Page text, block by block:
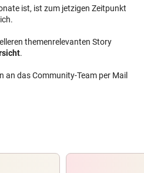
ist, ist zum jetzigen Zeitpunkt
themenrelevanten Story
.
an das Community-Team per Mail